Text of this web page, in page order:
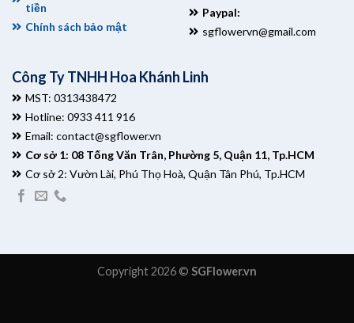
tiền
Chính sách bảo mật
Paypal:
sgflowervn@gmail.com
Công Ty TNHH Hoa Khánh Linh
MST: 0313438472
Hotline: 0933 411 916
Email: contact@sgflower.vn
Cơ sở 1: 08 Tống Văn Trân, Phường 5, Quận 11, Tp.HCM
Cơ sở 2: Vườn Lài, Phú Thọ Hoà, Quận Tân Phú, Tp.HCM
Copyright 2026 © SGFlower.vn